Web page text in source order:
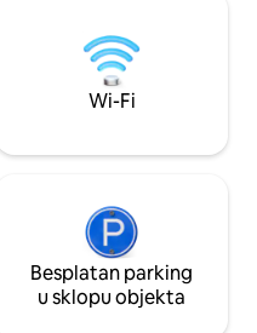
i
od Igreja Matriz.
Wi-Fi
Besplatan parking
u sklopu objekta